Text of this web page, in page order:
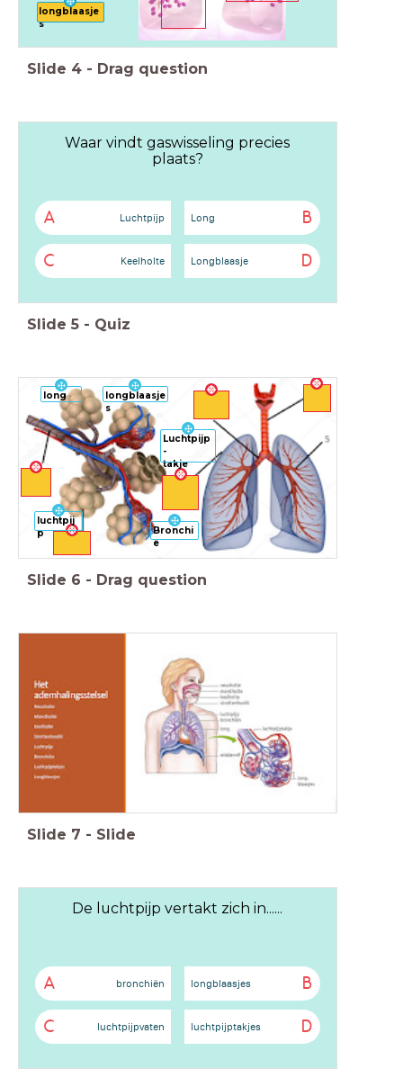
longblaasje
s
Slide 4 - Drag question
Waar vindt gaswisseling precies
plaats?
A Luchtpijp B
Long
C Keelholte D
Longblaasje
Slide 5 - Quiz
longblaasje
s
long
Bronchi
ë
Luchtpijp
-
takje
luchtpij
p
Slide 6 - Drag question
Slide 7 - Slide
De luchtpijp vertakt zich in......
A bronchiën B
longblaasjes
C luchtpijpvaten D
luchtpijptakjes